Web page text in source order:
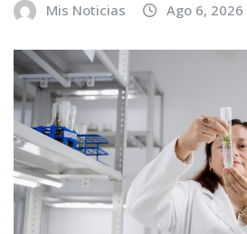
Mis Noticias Ago 6, 2026